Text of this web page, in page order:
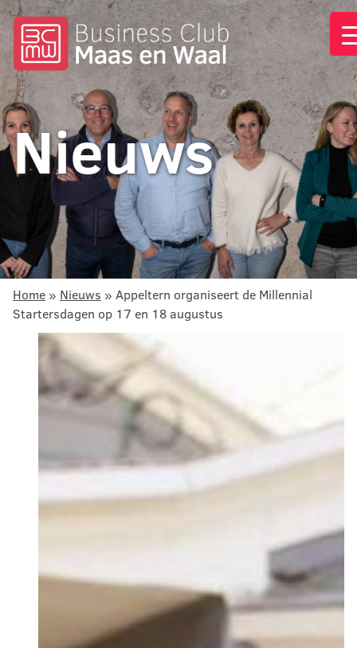
Nieuws
Home » Nieuws » Appeltern organiseert de Millennial
Startersdagen op 17 en 18 augustus